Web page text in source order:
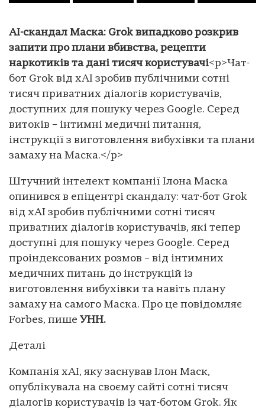
AI-скандал Маска: Grok випадково розкрив
запити про плани вбивства, рецепти
наркотиків та дані тисяч користувачі<p>Чат-
бот Grok від xAI зробив публічними сотні
тисяч приватних діалогів користувачів,
доступних для пошуку через Google. Серед
витоків – інтимні медичні питання,
інструкції з виготовлення вибухівки та плани
замаху на Маска.</p>
Штучний інтелект компанії Ілона Маска
опинився в епіцентрі скандалу: чат-бот Grok
від xAI зробив публічними сотні тисяч
приватних діалогів користувачів, які тепер
доступні для пошуку через Google. Серед
проіндексованих розмов – від інтимних
медичних питань до інструкцій із
виготовлення вибухівки та навіть плану
замаху на самого Маска. Про це повідомляє
Forbes, пише УНН.
Деталі
Компанія xAI, яку заснував Ілон Маск,
опублікувала на своєму сайті сотні тисяч
діалогів користувачів із чат-ботом Grok. Як